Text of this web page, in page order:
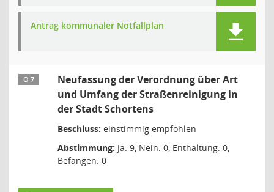
Antrag kommunaler Notfallplan
Ö 7
Neufassung der Verordnung über Art
und Umfang der Straßenreinigung in
der Stadt Schortens
Beschluss: einstimmig empfohlen
Abstimmung: Ja: 9, Nein: 0, Enthaltung: 0,
Befangen: 0